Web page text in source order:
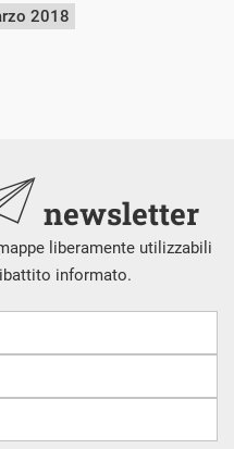
2018
newsletter
liberamente utilizzabili
informato.